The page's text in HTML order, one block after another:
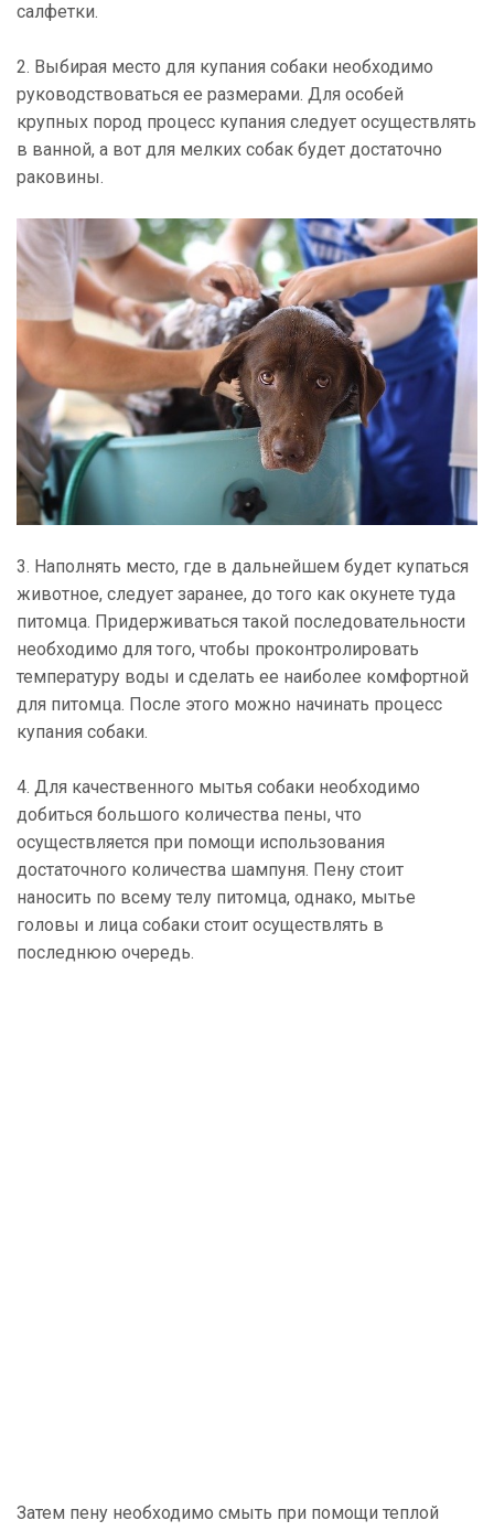
салфетки.
2. Выбирая место для купания собаки необходимо
руководствоваться ее размерами. Для особей
крупных пород процесс купания следует осуществлять
в ванной, а вот для мелких собак будет достаточно
раковины.
3. Наполнять место, где в дальнейшем будет купаться
животное, следует заранее, до того как окунете туда
питомца. Придерживаться такой последовательности
необходимо для того, чтобы проконтролировать
температуру воды и сделать ее наиболее комфортной
для питомца. После этого можно начинать процесс
купания собаки.
4. Для качественного мытья собаки необходимо
добиться большого количества пены, что
осуществляется при помощи использования
достаточного количества шампуня. Пену стоит
наносить по всему телу питомца, однако, мытье
головы и лица собаки стоит осуществлять в
последнюю очередь.
Затем пену необходимо смыть при помощи теплой